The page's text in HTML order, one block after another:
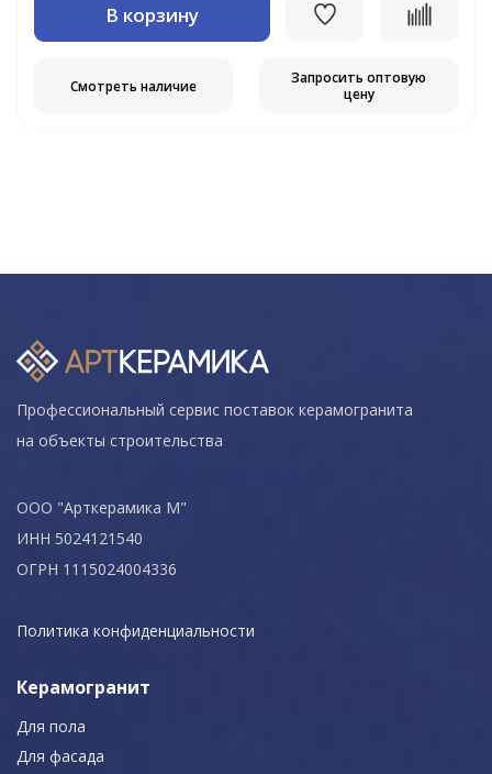
В корзину
Смотреть наличие
Запросить оптовую
цену
Профессиональный сервис поставок керамогранита
на объекты строительства
ООО "Арткерамика М"
ИНН 5024121540
ОГРН 1115024004336
Политика конфиденциальности
Керамогранит
Для пола
Для фасада